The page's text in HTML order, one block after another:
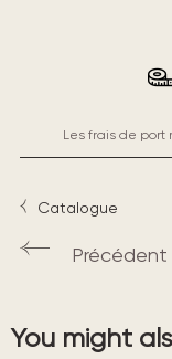
Les frais de port
Catalogue
Précédent
You might